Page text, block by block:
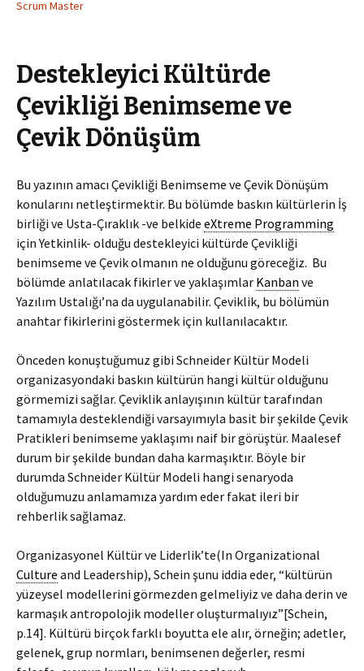
Scrum Master
Destekleyici Kültürde
Çevikliği Benimseme ve
Çevik Dönüşüm
Bu yazının amacı Çevikliği Benimseme ve Çevik Dönüşüm
konularını netleştirmektir. Bu bölümde baskın kültürlerin İş
birliği ve Usta-Çıraklık -ve belkide eXtreme Programming
için Yetkinlik- olduğu destekleyici kültürde Çevikliği
benimseme ve Çevik olmanın ne olduğunu göreceğiz. Bu
bölümde anlatılacak fikirler ve yaklaşımlar Kanban ve
Yazılım Ustalığı’na da uygulanabilir. Çeviklik, bu bölümün
anahtar fikirlerini göstermek için kullanılacaktır.
Önceden konuştuğumuz gibi Schneider Kültür Modeli
organizasyondaki baskın kültürün hangi kültür olduğunu
görmemizi sağlar. Çeviklik anlayışının kültür tarafından
tamamıyla desteklendiği varsayımıyla basit bir şekilde Çevik
Pratikleri benimseme yaklaşımı naif bir görüştür. Maalesef
durum bir şekilde bundan daha karmaşıktır. Böyle bir
durumda Schneider Kültür Modeli hangi senaryoda
olduğumuzu anlamamıza yardım eder fakat ileri bir
rehberlik sağlamaz.
Organizasyonel Kültür ve Liderlik’te(In Organizational
Culture and Leadership), Schein şunu iddia eder, “kültürün
yüzeysel modellerini görmezden gelmeliyiz ve daha derin ve
karmaşık antropolojik modeller oluşturmalıyız”[Schein,
p.14]. Kültürü birçok farklı boyutta ele alır, örneğin; adetler,
gelenek, grup normları, benimsenen değerler, resmi